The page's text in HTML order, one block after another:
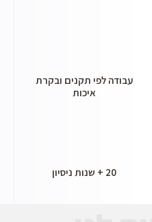
עבודה לפי תקנים ובקרת
איכות
20 + שנות ניסיון